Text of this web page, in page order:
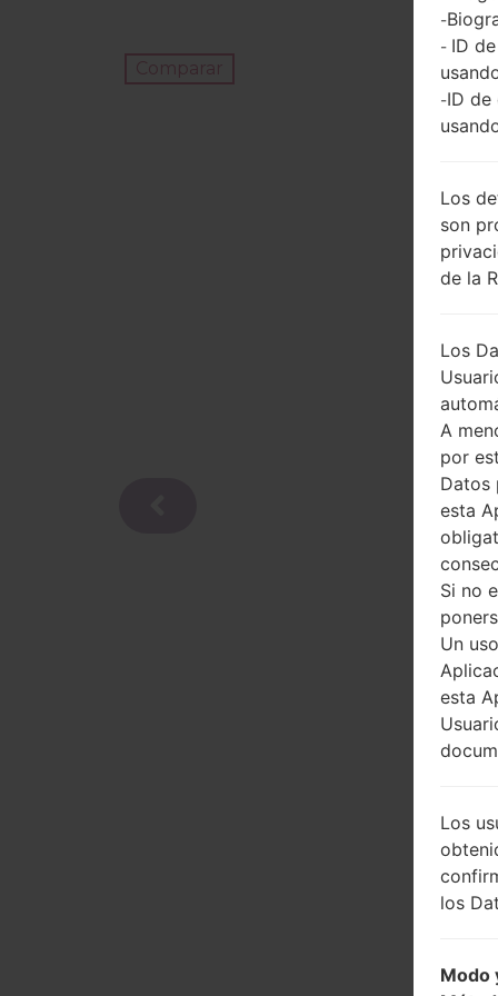
Comparar
-
- ID
-ID de
Los
son
de la
Los
A
por
Datos
esta
Si no
Un
esta
Los
los
Modo